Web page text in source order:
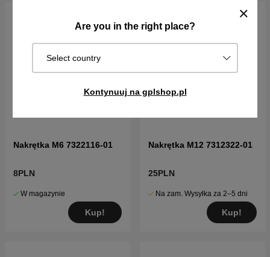
Are you in the right place?
Select country
Kontynuuj na gplshop.pl
Nakrętka M6 7322116-01
8PLN
W magazynie
Kup!
Nakrętka M12 7312322-01
25PLN
Na zam. Wysyłka za 2–5 dni
Kup!